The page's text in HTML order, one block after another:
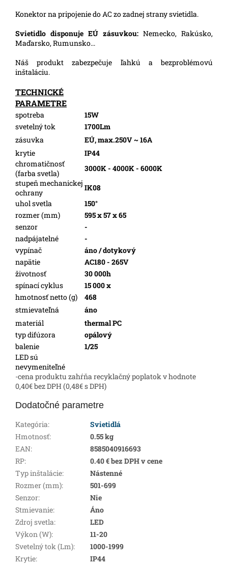
Konektor na pripojenie do AC zo zadnej strany svietidla.
Svietidlo disponuje EÚ zásuvkou: Nemecko, Rakúsko,
Maďarsko, Rumunsko...
Náš produkt zabezpečuje ľahkú a bezproblémovú
inštaláciu.
TECHNICKÉ
PARAMETRE
spotreba
15W
svetelný tok
1700Lm
zásuvka
EÚ, max.250V ~ 16A
krytie
IP44
chromatičnosť
(farba svetla)
3000K - 4000K - 6000K
stupeň mechanickej
ochrany
IK08
uhol svetla
150°
rozmer (mm)
595 x 57 x 65
senzor
-
nadpájatelné
-
vypínač
áno / dotykový
napätie
AC180 - 265V
životnosť
30 000h
spínací cyklus
15 000 x
hmotnosť netto (g)
468
stmievateľná
áno
materiál
thermal PC
typ difúzora
opálový
balenie
1/25
LED sú
nevymeniteľné
-cena produktu zahŕňa recyklačný poplatok v hodnote
0,40€ bez DPH (0,48€ s DPH)
Dodatočné parametre
Kategória:
Svietidlá
Hmotnosť:
0.55 kg
EAN:
8585040916693
RP:
0.40 € bez DPH v cene
Typ inštalácie:
Nástenné
Rozmer (mm):
501-699
Senzor:
Nie
Stmievanie:
Áno
Zdroj svetla:
LED
Výkon (W):
11-20
Svetelný tok (Lm):
1000-1999
Krytie:
IP44